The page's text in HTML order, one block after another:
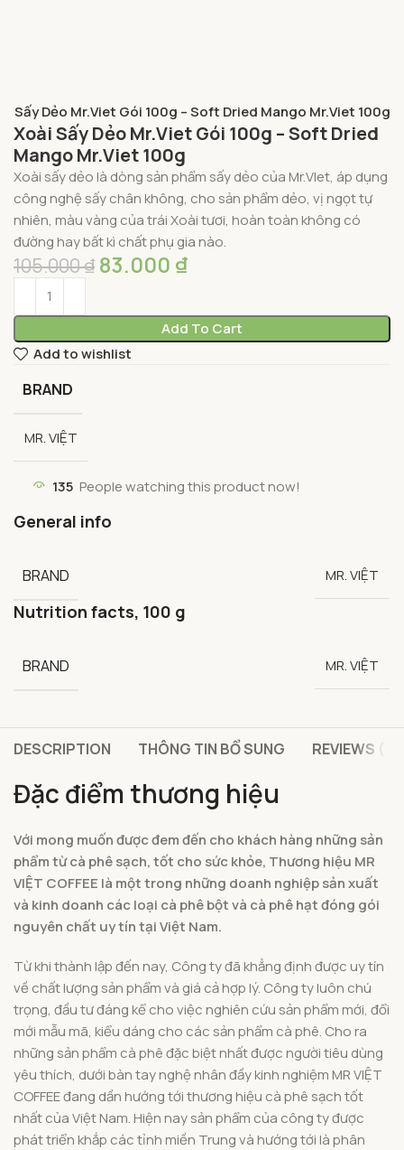
Sấy Dẻo Mr.Viet Gói 100g – Soft Dried Mango Mr.Viet 100g
Xoài Sấy Dẻo Mr.Viet Gói 100g – Soft Dried
Mango Mr.Viet 100g
Xoài sấy dẻo là dòng sản phẩm sấy dẻo của Mr.VIet, áp dụng
công nghệ sấy chân không, cho sản phẩm dẻo, vị ngọt tự
nhiên, màu vàng của trái Xoài tươi, hoàn toàn không có
đường hay bất kì chất phụ gia nào.
105.000₫ 83.000 ₫
Add To Cart
Add to wishlist
BRAND
MR. VIỆT
135 People watching this product now!
General info
BRAND MR. VIỆT
Nutrition facts, 100 g
BRAND MR. VIỆT
DESCRIPTION THÔNG TIN BỔ SUNG REVIEWS (0)
Đặc điểm thương hiệu
Với mong muốn được đem đến cho khách hàng những sản
phẩm từ cà phê sạch, tốt cho sức khỏe, Thương hiệu MR
VIỆT COFFEE là một trong những doanh nghiệp sản xuất
và kinh doanh các loại cà phê bột và cà phê hạt đóng gói
nguyên chất uy tín tại Việt Nam.
Từ khi thành lập đến nay, Công ty đã khẳng định được uy tín
về chất lượng sản phẩm và giá cả hợp lý. Công ty luôn chú
trọng, đầu tư đáng kể cho việc nghiên cứu sản phẩm mới, đổi
mới mẫu mã, kiểu dáng cho các sản phẩm cà phê. Cho ra
những sản phẩm cà phê đặc biệt nhất được người tiêu dùng
yêu thích, dưới bàn tay nghệ nhân đầy kinh nghiệm MR VIỆT
COFFEE đang dần hướng tới thương hiệu cà phê sạch tốt
nhất của Việt Nam. Hiện nay sản phẩm của công ty được
phát triển khắp các tỉnh miền Trung và hướng tới là phân